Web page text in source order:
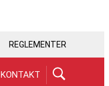
REGLEMENTER
KONTAKT